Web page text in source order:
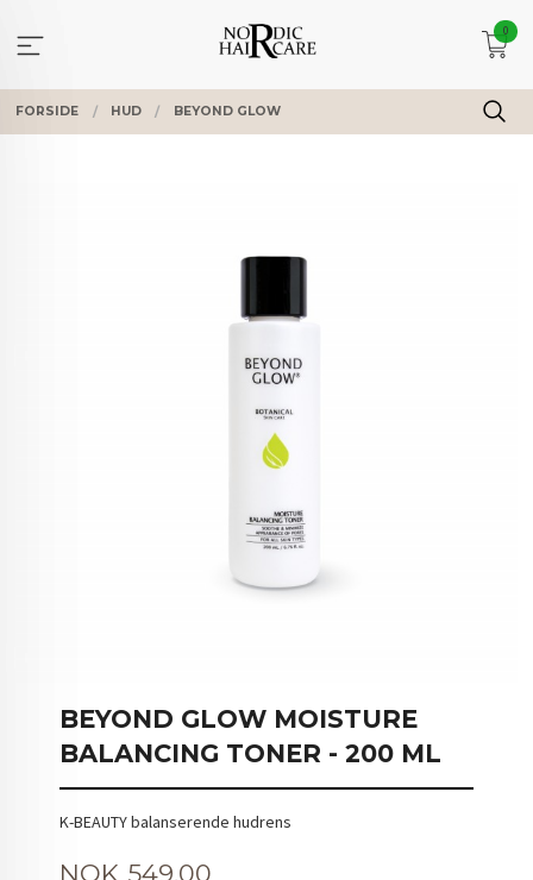
innholdet
0
FORSIDE HUD BEYOND GLOW
BEYOND GLOW MOISTURE
BALANCING TONER - 200 ML
K-BEAUTY balanserende hudrens
Pris
NOK 549,00